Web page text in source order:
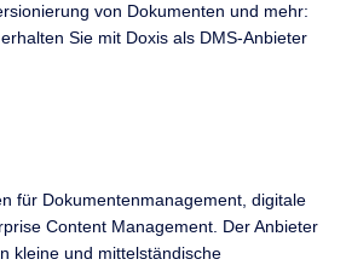
von Dokumenten und mehr:
Sie mit Doxis als DMS-Anbieter
für Dokumentenmanagement, digitale
Content Management. Der Anbieter
kleine und mittelständische